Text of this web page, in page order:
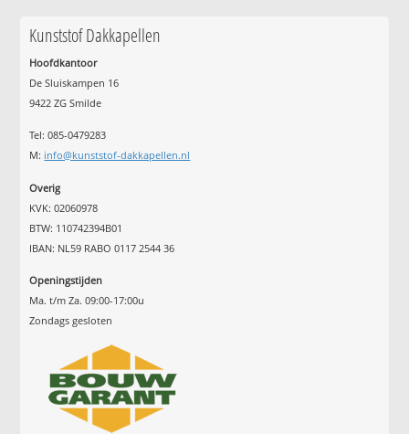
Kunststof Dakkapellen
Hoofdkantoor
De Sluiskampen 16
9422 ZG Smilde
Tel: 085-0479283
M: info@kunststof-dakkapellen.nl
Overig
KVK: 02060978
BTW: 110742394B01
IBAN: NL59 RABO 0117 2544 36
Openingstijden
Ma. t/m Za. 09:00-17:00u
Zondags gesloten